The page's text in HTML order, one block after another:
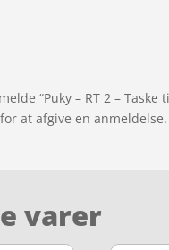
“Puky – RT 2 – Taske
for at afgive en anmeldelse.
varer